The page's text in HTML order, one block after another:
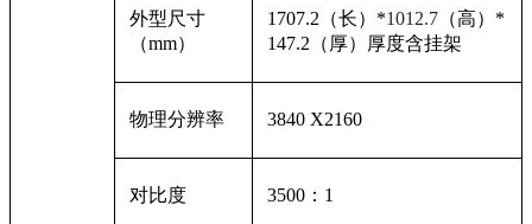
外型尺寸
（mm）
1707.2（长）*1012.7 （高） *
147.2（厚）
厚度含挂架
物理分辨率 3840 X2160
对比度 3500 ：1